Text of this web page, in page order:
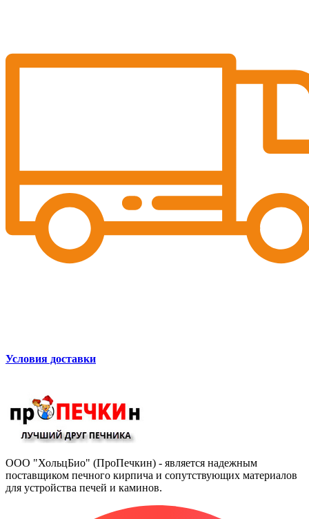
Условия доставки
ООО "ХольцБио" (ПроПечкин) - является надежным
поставщиком печного кирпича и сопутствующих материалов
для устройства печей и каминов.